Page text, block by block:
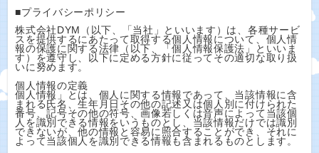
■プライバシーポリシー
株式会社DYM（以下、「当社」といいます）は、各種サービ
スを提供するにあたって取得する個人情報について、個人情
報の保護に関する法律（以下、「個人情報保護法」といいま
す）を遵守し、以下に定める方針に従ってその適切な取り扱
いに努めます。
個人情報の定義
個人情報」とは、個人に関する情報であって、当該情報に含
まれる氏名、生年月日その他の記述又は個人別に付けられた
番号、記号その他の符号、画像若しくは音声によって当該個
人を識別できる情報をいうものとし、当該情報だけでは識別
できないが、他の情報と容易に照合することができ、それに
よって当該個人を識別できる情報も含まれるものとします。